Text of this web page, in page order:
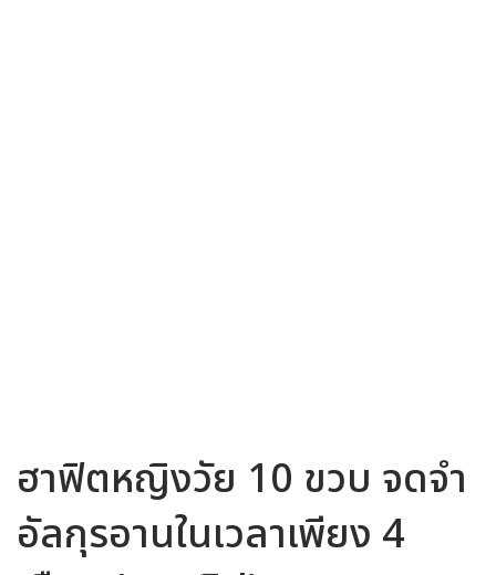
ฮาฟิตหญิงวัย 10 ขวบ จดจำ
อัลกุรอานในเวลาเพียง 4